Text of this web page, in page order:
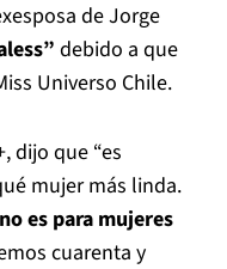
de Jorge
debido a que
Universo Chile.
dijo que “es
mujer más linda.
es para mujeres
cuarenta y